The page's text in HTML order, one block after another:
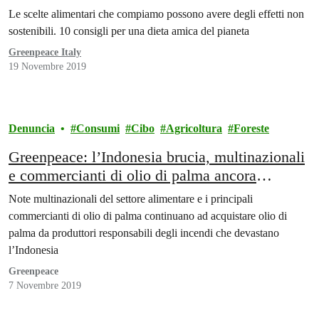
Le scelte alimentari che compiamo possono avere degli effetti non
sostenibili. 10 consigli per una dieta amica del pianeta
Greenpeace Italy
19 Novembre 2019
Denuncia Consumi Cibo Agricoltura Foreste
Greenpeace: l’Indonesia brucia, multinazionali
e commercianti di olio di palma ancora
coinvolti
Note multinazionali del settore alimentare e i principali
commercianti di olio di palma continuano ad acquistare olio di
palma da produttori responsabili degli incendi che devastano
l’Indonesia
Greenpeace
7 Novembre 2019